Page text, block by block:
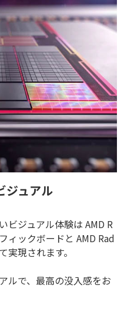
ジュアル
ビジュアル体験は AMD R
ィックボードと AMD Rad
現されます。
ルで、最高の没入感をお